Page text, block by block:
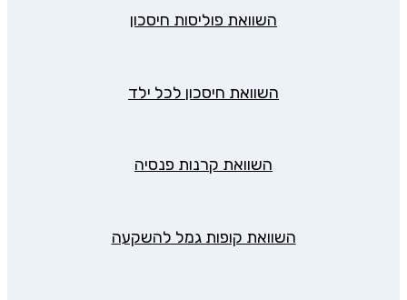
השוואת פוליסות חיסכון
השוואת חיסכון לכל ילד
השוואת קרנות פנסיה
השוואת קופות גמל להשקעה